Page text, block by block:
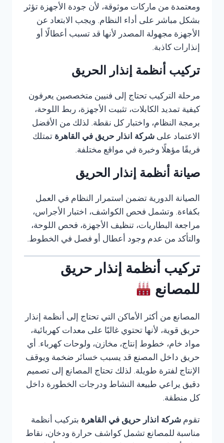
ومعتمدة من ماركات موثوقة، لأن جودة الأجهزة تؤثر
بشكل مباشر على أداء النظام. ويجب الابتعاد عن
الأجهزة مجهولة المصدر لأنها قد تسبب أعطالًا أو
إنذارات كاذبة.
تركيب أنظمة إنذار الحريق
مرحلة التركيب تحتاج إلى فنيين متخصصين يعرفون
كيفية تمديد الكابلات، تثبيت الأجهزة، ربط اللوحة،
برمجة النظام، واختبار كل نقطة. لذلك من الأفضل
الاعتماد على شركة انذار حريق في القاهرة تمتلك
فريقًا مؤهلًا وخبرة في مواقع مختلفة.
صيانة أنظمة إنذار الحريق
الصيانة الدورية تضمن استمرار النظام في العمل
بكفاءة. وتشمل فحص الكواشف، اختبار الأجراس،
مراجعة البطاريات، تنظيف الأجهزة، فحص اللوحة،
والتأكد من عدم وجود أعطال أو فصل في الخطوط.
تركيب أنظمة إنذار حريق
للمصانع
المصانع من أكثر الأماكن التي تحتاج إلى أنظمة إنذار
حريق قوية، لأنها تحتوي غالبًا على معدات كهربائية،
مواد خام، خطوط إنتاج، مخازن، ولوحات كهرباء. أي
حريق داخل المصنع قد يسبب خسائر ضخمة ويوقف
الإنتاج لفترة طويلة. لذلك تحتاج المصانع إلى تصميم
دقيق يراعي طبيعة النشاط ودرجات الخطورة داخل
كل منطقة.
تقوم شركة انذار حريق في القاهرة بتركيب أنظمة
مناسبة للمصانع تشمل كواشف حرارة ودخان، نقاط